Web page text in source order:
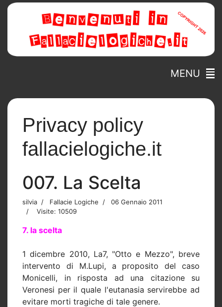
MENU
Privacy policy
fallacielogiche.it
007. La Scelta
silvia Fallacie Logiche
06 Gennaio 2011
Visite: 10509
7. la scelta
1 dicembre 2010, La7, "Otto e Mezzo", breve
intervento di M.Lupi, a proposito del caso
Monicelli, in risposta ad una citazione su
Veronesi per il quale l'eutanasia servirebbe ad
evitare morti tragiche di tale genere.